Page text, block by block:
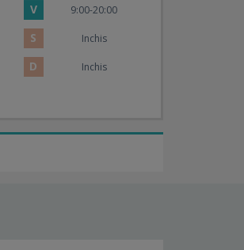
V 9:00-20:00
S Inchis
D Inchis